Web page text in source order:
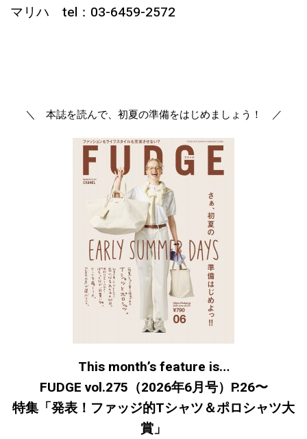
マリハ tel：03-6459-2572
＼ 本誌を読んで、初夏の準備をはじめましょう！ ／
This month’s feature is…
FUDGE vol.275（2026年6月号）P.26〜
特集「発表！ファッジ的Tシャツ＆ポロシャツ大
賞」